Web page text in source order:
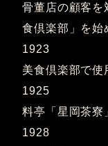
骨董店の顧客を
食倶楽部」を始
1923
美食倶楽部で使
1925
料亭「星岡茶寮
1928